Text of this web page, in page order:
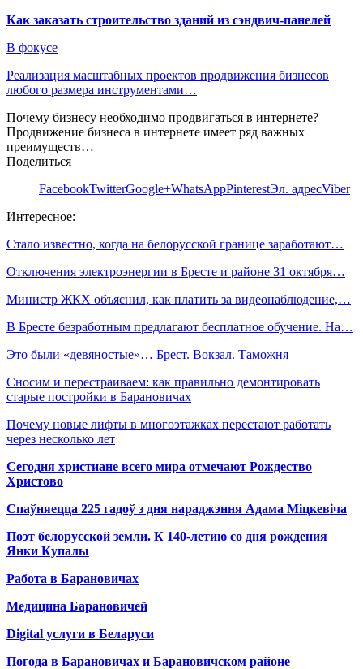
Как заказать строительство зданий из сэндвич-панелей
В фокусе
Реализация масштабных проектов продвижения бизнесов
любого размера инструментами…
Почему бизнесу необходимо продвигаться в интернете?
Продвижение бизнеса в интернете имеет ряд важных
преимуществ…
Поделиться
FacebookTwitterGoogle+WhatsAppPinterestЭл. адресViber
Интересное:
Стало известно, когда на белорусской границе заработают…
Отключения электроэнергии в Бресте и районе 31 октября…
Министр ЖКХ объяснил, как платить за видеонаблюдение,…
В Бресте безработным предлагают бесплатное обучение. На…
Это были «девяностые»… Брест. Вокзал. Таможня
Сносим и перестраиваем: как правильно демонтировать
старые постройки в Барановичах
Почему новые лифты в многоэтажках перестают работать
через несколько лет
Сегодня христиане всего мира отмечают Рождество
Христово
Спаўняецца 225 гадоў з дня нараджэння Адама Міцкевіча
Поэт белорусской земли. К 140-летию со дня рождения
Янки Купалы
Работа в Барановичах
Медицина Барановичей
Digital услуги в Беларуси
Погода в Барановичах и Барановичском районе